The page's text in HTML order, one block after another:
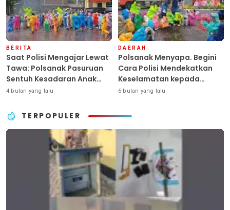
BERITA
Saat Polisi Mengajar Lewat
Tawa: Polsanak Pasuruan
Sentuh Kesadaran Anak
Sejak Dini
4 bulan yang lalu
DAERAH
Polsanak Menyapa. Begini
Cara Polisi Mendekatkan
Keselamatan kepada
Generasi Sejak Usia Dini
6 bulan yang lalu
TERPOPULER